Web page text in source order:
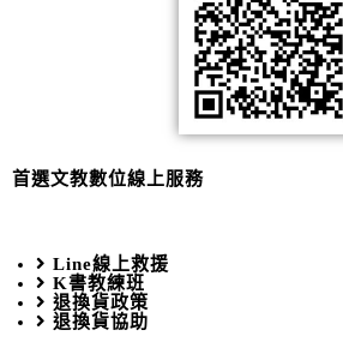
首選文教數位線上服務
Line線上救援
K書教練班
退換貨政策
退換貨協助